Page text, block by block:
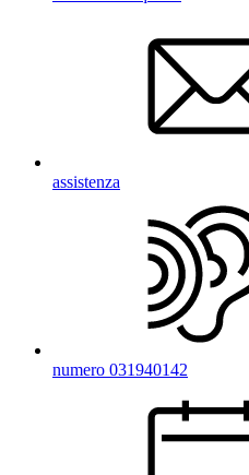
assistenza
numero 031940142